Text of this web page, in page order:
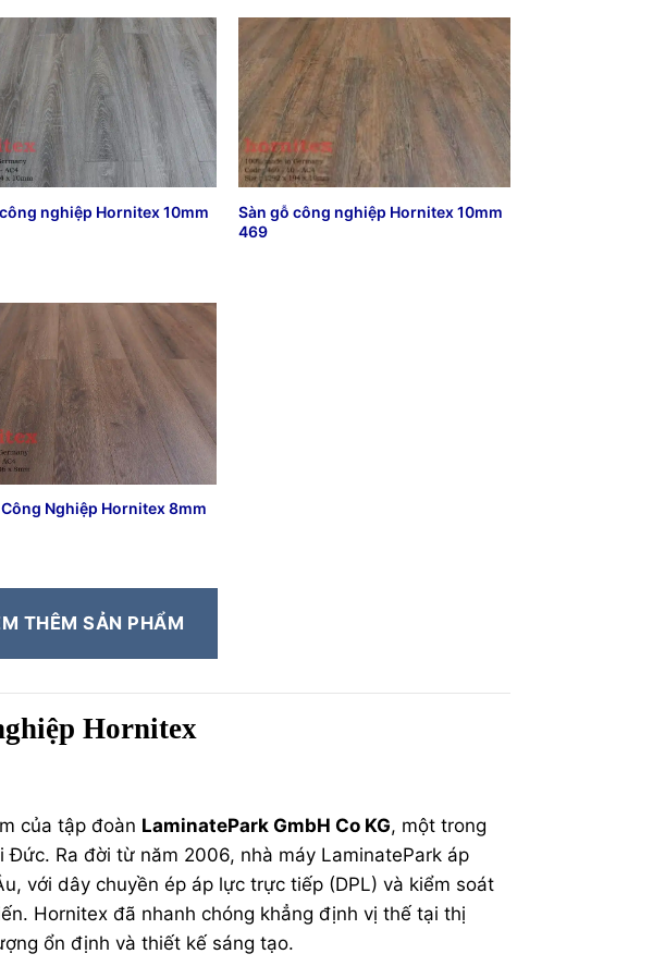
nghiệp Hornitex 10mm
Sàn gỗ công nghiệp Hornitex 10mm
469
Công Nghiệp Hornitex 8mm
THÊM SẢN PHẨM
Hornitex
của tập đoàn LaminatePark GmbH Co KG, một trong
Ra đời từ năm 2006, nhà máy LaminatePark áp
với dây chuyền ép áp lực trực tiếp (DPL) và kiểm soát
Hornitex đã nhanh chóng khẳng định vị thế tại thị
ổn định và thiết kế sáng tạo.